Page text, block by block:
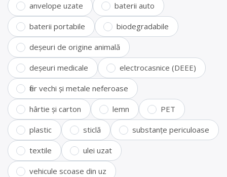
anvelope uzate baterii auto
baterii portabile biodegradabile
deșeuri de origine animală
deșeuri medicale electrocasnice (DEEE)
fier vechi și metale neferoase
hârtie și carton lemn PET
plastic sticlă substanțe periculoase
textile ulei uzat
vehicule scoase din uz